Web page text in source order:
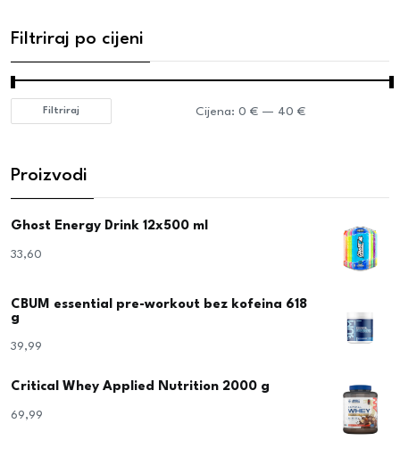
Filtriraj po cijeni
Filtriraj Cijena: 0 € — 40 €
Proizvodi
Ghost Energy Drink 12x500 ml
33,60
CBUM essential pre-workout bez kofeina 618
g
39,99
Critical Whey Applied Nutrition 2000 g
69,99